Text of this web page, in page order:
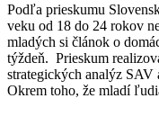
Podľa prieskumu
veku od 18 do 24 rokov
mladých si článok o
týždeň. Prieskum
strategických analýz SAV
Okrem toho, že mladí